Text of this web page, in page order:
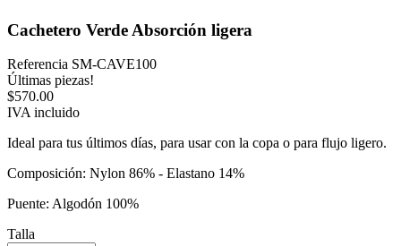
Cachetero Verde Absorción ligera
Referencia SM-CAVE100
Últimas piezas!
$570.00
IVA incluido
Ideal para tus últimos días, para usar con la copa o para flujo ligero.
Composición: Nylon 86% - Elastano 14%
Puente: Algodón 100%
Talla